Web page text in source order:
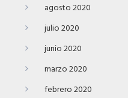
agosto 2020
julio 2020
junio 2020
marzo 2020
febrero 2020